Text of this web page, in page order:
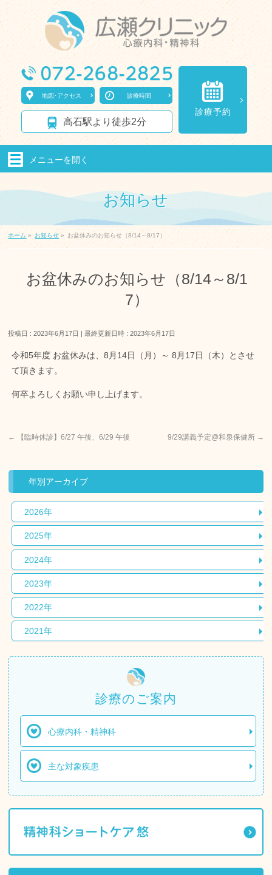
地図･アクセス 診療時間
高石駅より徒歩2分
診療予約
メニューを開く
お知らせ
ホーム » お知らせ» お盆休みのお知らせ（8/14～8/17）
お盆休みのお知らせ（8/14～8/1
7）
投稿日 : 2023年6月17日 最終更新日時 : 2023年6月17日
令和5年度 お盆休みは、8月14日（月）～ 8月17日（木）とさせ
て頂きます。
何卒よろしくお願い申し上げます。
← 【臨時休診】6/27 午後、6/29 午後 9/29講義予定@和泉保健所 →
年別アーカイブ
2026年
2025年
2024年
2023年
2022年
2021年
診療のご案内
心療内科・精神科
主な対象疾患